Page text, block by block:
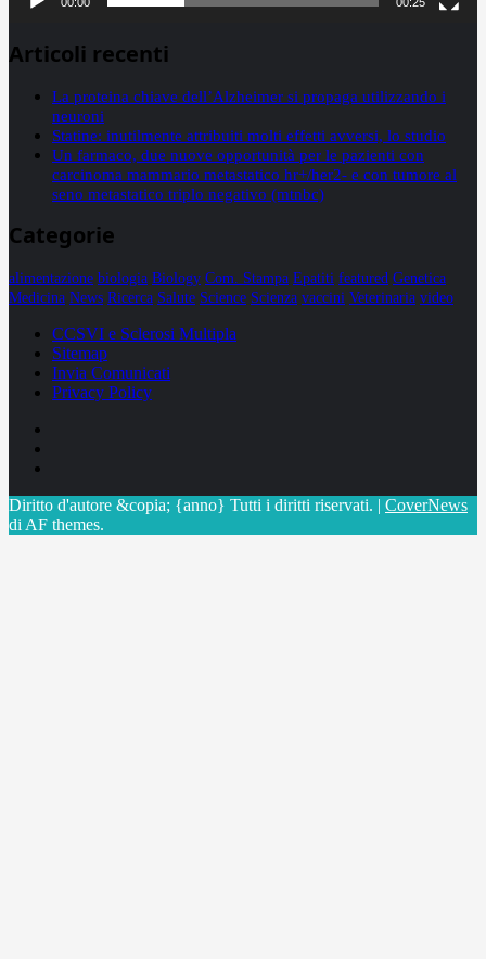
Articoli recenti
La proteina chiave dell’Alzheimer si propaga utilizzando i
neuroni
Statine: inutilmente attribuiti molti effetti avversi, lo studio
Un farmaco, due nuove opportunità per le pazienti con
carcinoma mammario metastatico hr+/her2- e con tumore al
seno metastatico triplo negativo (mtnbc)
Categorie
alimentazione biologia Biology Com. Stampa Epatiti featured Genetica
Medicina News Ricerca Salute Science Scienza vaccini Veterinaria video
CCSVI e Sclerosi Multipla
Sitemap
Invia Comunicati
Privacy Policy
Diritto d'autore &copia; {anno} Tutti i diritti riservati. | CoverNews
di AF themes.